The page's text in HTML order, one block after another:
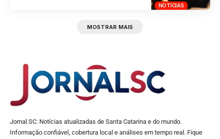
NOTÍCIAS
MOSTRAR MAIS
Jornal SC: Notícias atualizadas de Santa Catarina e do mundo.
Informação confiável, cobertura local e análises em tempo real. Fique